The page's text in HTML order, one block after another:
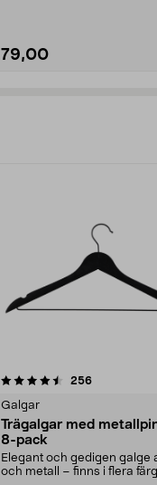
79,00
256recensioner
Galgar
Trägalgar med
8-pack
Elegant och gedigen galge
och metall – finns i flera
4.0av 5 stjärnor